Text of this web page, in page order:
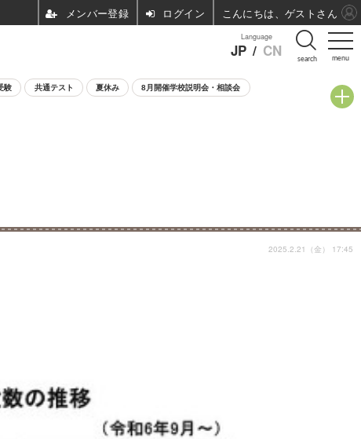
menu
Language
JP / CN search
験 共通テスト 夏休み 8月開催学校説明会・相談会
2025.2.21（金） 17:45
ログイン こんにちは、ゲストさん